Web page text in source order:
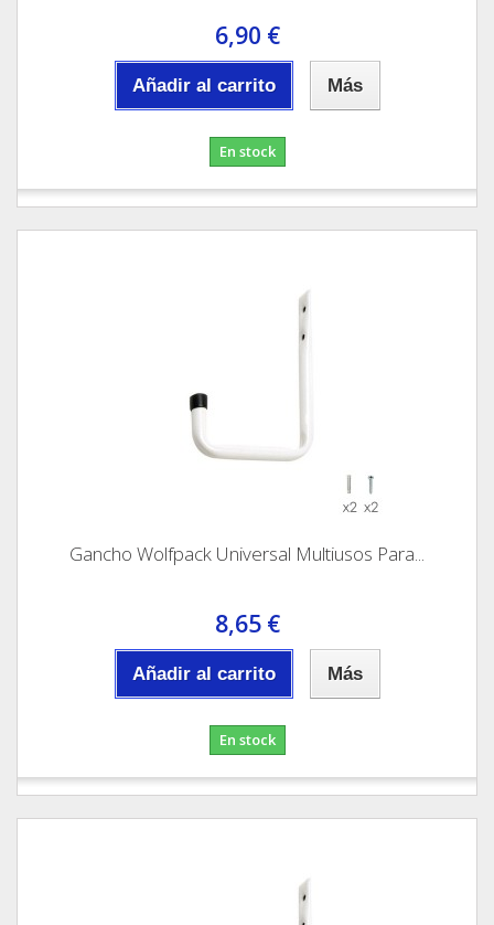
6,90 €
Añadir al carrito Más
En stock
Gancho Wolfpack Universal Multiusos Para...
8,65 €
Añadir al carrito Más
En stock